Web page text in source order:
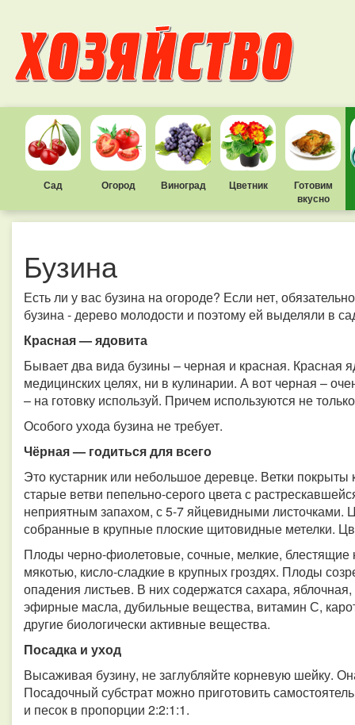
Сад Огород Виноград Цветник
Готовим
вкусно
Бузина
Есть ли у вас бузина на огороде? Если нет,
бузина - дерево молодости и поэтому ей выделяли в
Красная — ядовита
Бывает два вида бузины – черная и красная. Красная
медицинских целях, ни в кулинарии. А вот черная –
– на готовку используй. Причем используются не
Особого ухода бузина не требует.
Чёрная — годиться для всего
Это кустарник или небольшое деревце. Ветки
старые ветви пепельно-серого цвета с
неприятным запахом, с 5-7 яйцевидными листочками.
собранные в крупные плоские щитовидные метелки.
Плоды черно-фиолетовые, сочные, мелкие, блестящие
мякотью, кисло-сладкие в крупных гроздях. Плоды
опадения листьев. В них содержатся сахара,
эфирные масла, дубильные вещества, витамин С,
другие биологически активные вещества.
Посадка и уход
Высаживая бузину, не заглубляйте корневую шейку.
Посадочный субстрат можно приготовить
и песок в пропорции 2:2:1:1.